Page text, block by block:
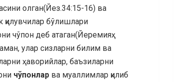
олган(Йез.34:15-16) ва
қилувчилар бўлишлари
чўпон деб атаган(Йеремияҳ
улар сизларни билим ва
ҳаворийлар, баъзиларни
чўпонлар ва муаллимлар қилиб